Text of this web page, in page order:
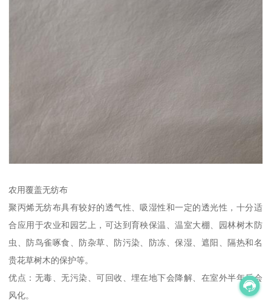
农用覆盖无纺布
聚丙烯无纺布具有较好的透气性、吸湿性和一定的透光性，十分适
合应用于农业和园艺上，可达到育秧保温、温室大棚、园林树木防
虫、防鸟雀啄食、防杂草、防污染、防冻、保湿、遮阳、隔热和名
贵花草树木的保护等。
优点：无毒、无污染、可回收、埋在地下会降解、在室外半年后会
风化。